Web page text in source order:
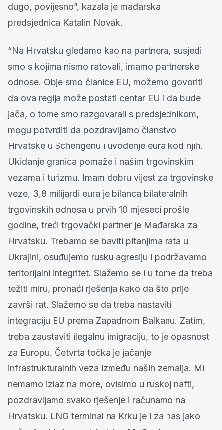
dugo, povijesno”, kazala je mađarska
predsjednica Katalin Novák.
“Na Hrvatsku gledamo kao na partnera, susjedi
smo s kojima nismo ratovali, imamo partnerske
odnose. Obje smo članice EU, možemo govoriti
da ova regija može postati centar EU i da bude
jača, o tome smo razgovarali s predsjednikom,
mogu potvrditi da pozdravljamo članstvo
Hrvatske u Schengenu i uvođenje eura kod njih.
Ukidanje granica pomaže i našim trgovinskim
vezama i turizmu. Imam dobru vijest za trgovinske
veze, 3,8 milijardi eura je bilanca bilateralnih
trgovinskih odnosa u prvih 10 mjeseci prošle
godine, treći trgovački partner je Mađarska za
Hrvatsku. Trebamo se baviti pitanjima rata u
Ukrajini, osuđujemo rusku agresiju i podržavamo
teritorijalni integritet. Slažemo se i u tome da treba
težiti miru, pronaći rješenja kako da što prije
završi rat. Slažemo se da treba nastaviti
integraciju EU prema Zapadnom Balkanu. Zatim,
treba zaustaviti ilegalnu imigraciju, to je opasnost
za Europu. Četvrta točka je jačanje
infrastrukturalnih veza između naših zemalja. Mi
nemamo izlaz na more, ovisimo u ruskoj nafti,
pozdravljamo svako rješenje i računamo na
Hrvatsku. LNG terminal na Krku je i za nas jako